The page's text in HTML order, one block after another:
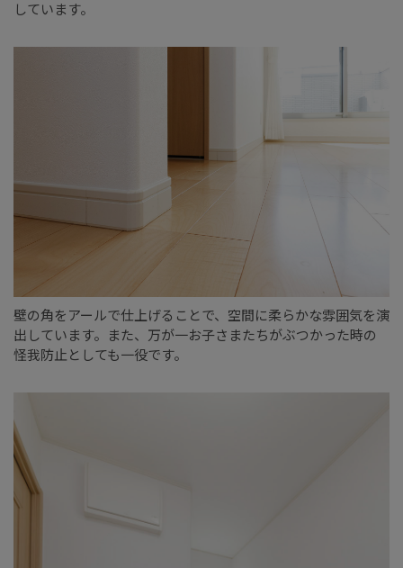
しています。
壁の角をアールで仕上げることで、空間に柔らかな雰囲気を演
出しています。また、万が一お子さまたちがぶつかった時の
怪我防止としても一役です。